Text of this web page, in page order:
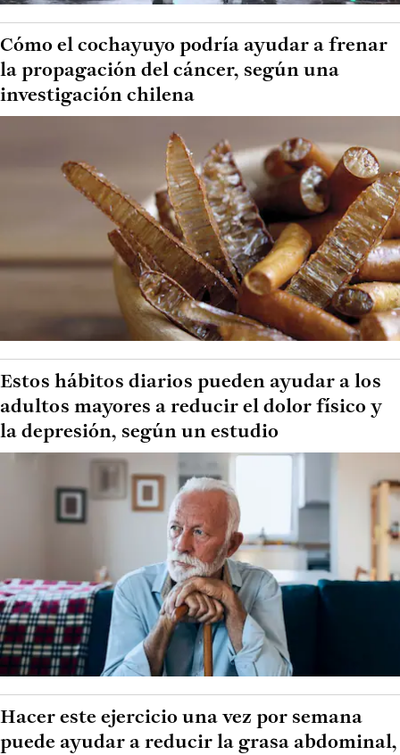
Cómo el cochayuyo podría ayudar a frenar
la propagación del cáncer, según una
investigación chilena
Estos hábitos diarios pueden ayudar a los
adultos mayores a reducir el dolor físico y
la depresión, según un estudio
Hacer este ejercicio una vez por semana
puede ayudar a reducir la grasa abdominal,